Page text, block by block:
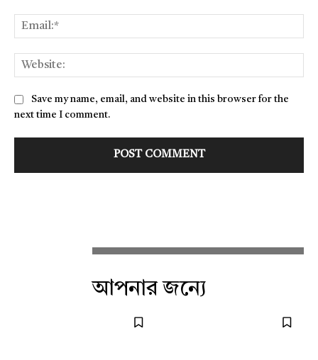
Save my name, email, and website in this browser for the
next time I comment.
আপনার জন্যে